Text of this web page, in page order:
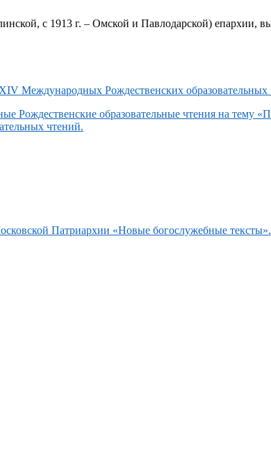
с 1913 г. – Омской и Павлодарской) епархии,
Рождественские образовательные чтения на тему
чтений.
Патриархии «Новые богослужебные тексты».